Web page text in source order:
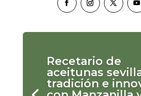
Recetario de
aceitunas
tradición e